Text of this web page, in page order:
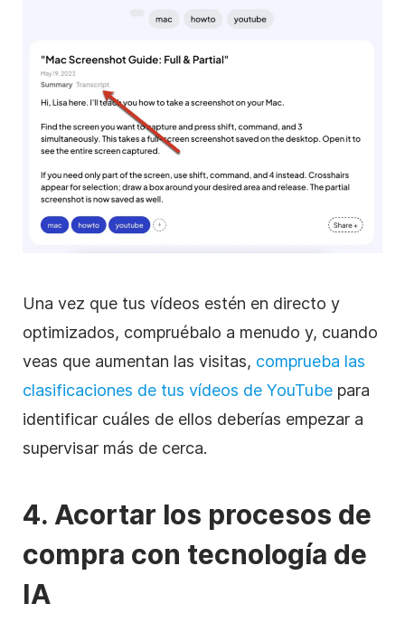
Una vez que tus vídeos estén en directo y
optimizados, compruébalo a menudo y, cuando
veas que aumentan las visitas, comprueba las
clasificaciones de tus vídeos de YouTube para
identificar cuáles de ellos deberías empezar a
supervisar más de cerca.
4. Acortar los procesos de
compra con tecnología de
IA